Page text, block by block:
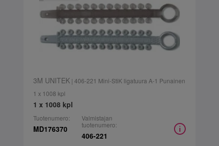
3M UNITEK| 406-221 Mini-StiK ligatuura A-1 Punainen
1 x 1008 kpl
1 x 1008 kpl
Tuotenumero:
MD176370
Valmistajan
tuotenumero:
406-221